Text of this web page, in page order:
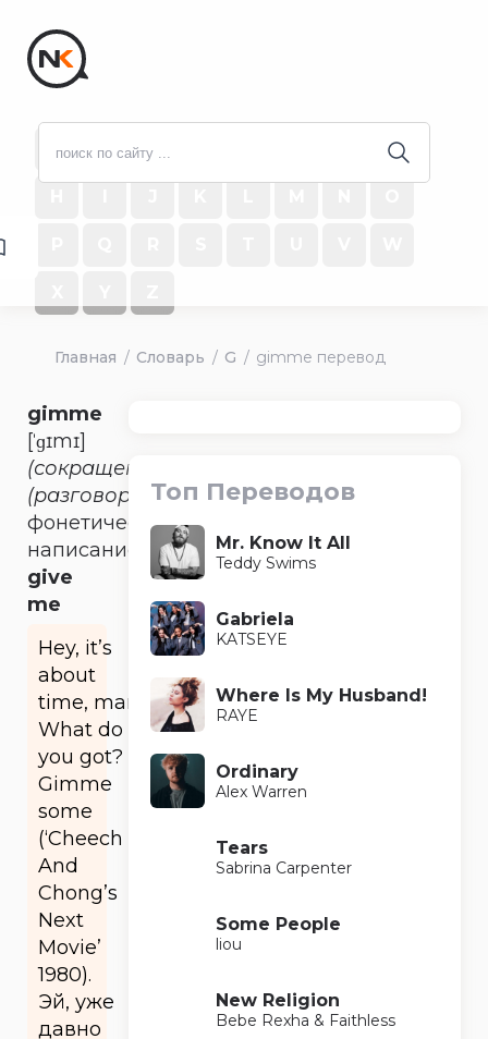
# A B G
Главная Словарь G gimme перевод
gimme
[ˈɡɪmɪ]
(сокращение)
(разговорное)
фонетическое
написание
give
me
Hey, it’s
about
time, man.
What do
you got?
Gimme
some
(‘Cheech
And
Chong’s
Next
Movie’
1980).
Эй, уже
давно
Топ Переводов
Mr. Know It All
Teddy Swims
Gabriela
KATSEYE
Where Is My Husband!
RAYE
Ordinary
Alex Warren
Tears
Sabrina Carpenter
Some People
liou
New Religion
Bebe Rexha & Faithless